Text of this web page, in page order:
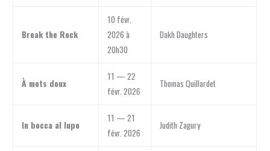
Break the Rock
10 févr.
2026 à
20h30
Dakh Daughters
À mots doux
11 — 22
févr. 2026
Thomas Quillardet
In bocca al lupo
11 — 21
févr. 2026
Judith Zagury